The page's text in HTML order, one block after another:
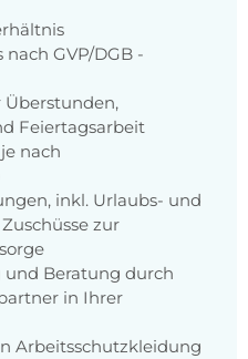
nach GVP/DGB -
Feiertagsarbeit
nach
inkl. Urlaubs- und
zur
Beratung durch
in Ihrer
Arbeitsschutzkleidung